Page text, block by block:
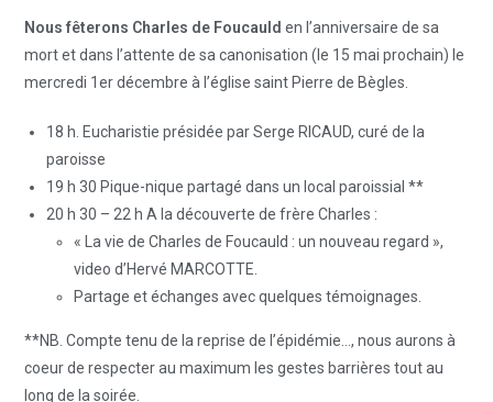
Nous fêterons Charles de Foucauld en l’anniversaire de sa
mort et dans l’attente de sa canonisation (le 15 mai prochain) le
mercredi 1er décembre à l’église saint Pierre de Bègles.
18 h. Eucharistie présidée par Serge RICAUD, curé de la
paroisse
19 h 30 Pique-nique partagé dans un local paroissial **
20 h 30 – 22 h A la découverte de frère Charles :
« La vie de Charles de Foucauld : un nouveau regard »,
video d’Hervé MARCOTTE.
Partage et échanges avec quelques témoignages.
**NB. Compte tenu de la reprise de l’épidémie…, nous aurons à
coeur de respecter au maximum les gestes barrières tout au
long de la soirée.